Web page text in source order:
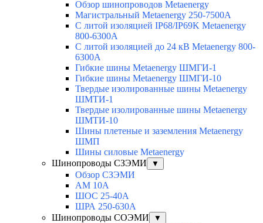
Обзор шинопроводов Metaenergy
Магистральный Metaenergy 250-7500A
С литой изоляцией IP68/IP69K Metaenergy
800-6300A
С литой изоляцией до 24 кВ Metaenergy 800-
6300A
Гибкие шины Metaenergy ШМГИ-1
Гибкие шины Metaenergy ШМГИ-10
Твердые изолированные шины Metaenergy
ШМТИ-1
Твердые изолированные шины Metaenergy
ШМТИ-10
Шины плетеные и заземления Metaenergy
ШМП
Шины силовые Metaenergy
Шинопроводы СЗЭМИ
▼
Обзор СЗЭМИ
АМ 10А
ШОС 25-40А
ШРА 250-630А
Шинопроводы СОЭМИ
▼